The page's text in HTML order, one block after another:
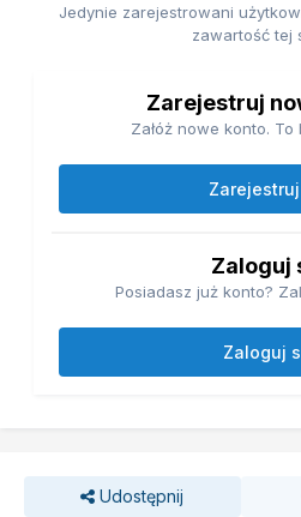
Jedynie zarejestrowani
zawartość tej
Zarejestruj
Załóż nowe konto.
Zaloguj
Posiadasz już konto?
Zaloguj
Udostępnij